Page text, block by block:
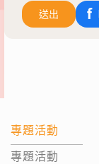
送出
專題活動
專題活動